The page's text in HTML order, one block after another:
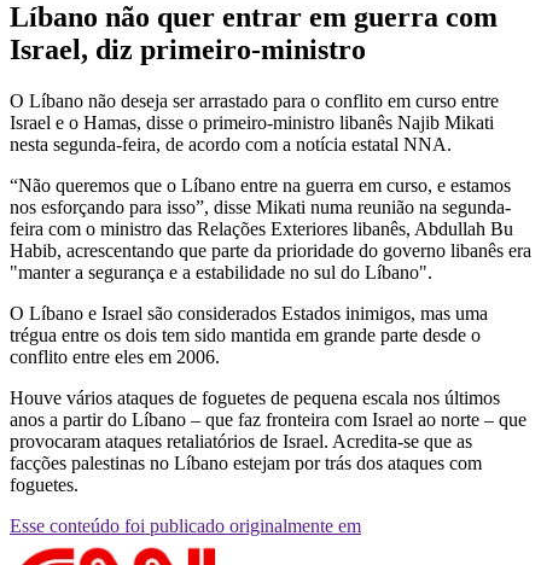
Líbano não quer entrar em guerra com
Israel, diz primeiro-ministro
O Líbano não deseja ser arrastado para o conflito em curso entre
Israel e o Hamas, disse o primeiro-ministro libanês Najib Mikati
nesta segunda-feira, de acordo com a notícia estatal NNA.
“Não queremos que o Líbano entre na guerra em curso, e estamos
nos esforçando para isso”, disse Mikati numa reunião na segunda-
feira com o ministro das Relações Exteriores libanês, Abdullah Bu
Habib, acrescentando que parte da prioridade do governo libanês era
"manter a segurança e a estabilidade no sul do Líbano".
O Líbano e Israel são considerados Estados inimigos, mas uma
trégua entre os dois tem sido mantida em grande parte desde o
conflito entre eles em 2006.
Houve vários ataques de foguetes de pequena escala nos últimos
anos a partir do Líbano – que faz fronteira com Israel ao norte – que
provocaram ataques retaliatórios de Israel. Acredita-se que as
facções palestinas no Líbano estejam por trás dos ataques com
foguetes.
Esse conteúdo foi publicado originalmente em